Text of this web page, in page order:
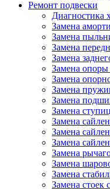
Ремонт подвески
Диагностика
Замена
Замена
Замена
Замена
Замена опоры
Замена
Замена
Замена
Замена
Замена
Замена
Замена
Замена
Замена
Замена
Замена стоек